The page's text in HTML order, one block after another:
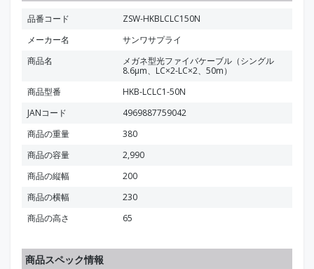
品番コード
ZSW-HKBLCLC150N
メーカー名
サンワサプライ
商品名
メガネ型光ファイバケーブル（シングル
8.6μm、LC×2-LC×2、50m）
商品型番
HKB-LCLC1-50N
JANコード
4969887759042
商品の重量
380
商品の容量
2,990
商品の縦幅
200
商品の横幅
230
商品の高さ
65
商品スペック情報